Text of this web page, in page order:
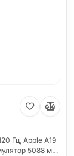
Гц, Apple A19
5088 м…